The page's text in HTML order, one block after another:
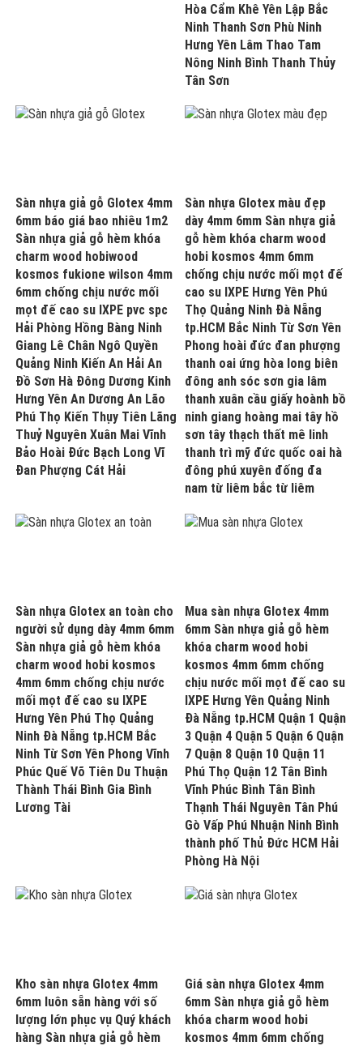
Hòa Cẩm Khê Yên Lập Bắc
Ninh Thanh Sơn Phù Ninh
Hưng Yên Lâm Thao Tam
Nông Ninh Bình Thanh Thủy
Tân Sơn
Sàn nhựa giả gỗ Glotex 4mm
6mm báo giá bao nhiêu 1m2
Sàn nhựa giả gỗ hèm khóa
charm wood hobiwood
kosmos fukione wilson 4mm
6mm chống chịu nước mối
mọt đế cao su IXPE pvc spc
Hải Phòng Hồng Bàng Ninh
Giang Lê Chân Ngô Quyền
Quảng Ninh Kiến An Hải An
Đồ Sơn Hà Đông Dương Kinh
Hưng Yên An Dương An Lão
Phú Thọ Kiến Thụy Tiên Lãng
Thuỷ Nguyên Xuân Mai Vĩnh
Bảo Hoài Đức Bạch Long Vĩ
Đan Phượng Cát Hải
Sàn nhựa Glotex màu đẹp
dày 4mm 6mm Sàn nhựa giả
gỗ hèm khóa charm wood
hobi kosmos 4mm 6mm
chống chịu nước mối mọt đế
cao su IXPE Hưng Yên Phú
Thọ Quảng Ninh Đà Nẵng
tp.HCM Bắc Ninh Từ Sơn Yên
Phong hoài đức đan phượng
thanh oai ứng hòa long biên
đông anh sóc sơn gia lâm
thanh xuân cầu giấy hoành bồ
ninh giang hoàng mai tây hồ
sơn tây thạch thất mê linh
thanh trì mỹ đức quốc oai hà
đông phú xuyên đống đa
nam từ liêm bắc từ liêm
Sàn nhựa Glotex an toàn cho
người sử dụng dày 4mm 6mm
Sàn nhựa giả gỗ hèm khóa
charm wood hobi kosmos
4mm 6mm chống chịu nước
mối mọt đế cao su IXPE
Hưng Yên Phú Thọ Quảng
Ninh Đà Nẵng tp.HCM Bắc
Ninh Từ Sơn Yên Phong Vĩnh
Phúc Quế Võ Tiên Du Thuận
Thành Thái Bình Gia Bình
Lương Tài
Mua sàn nhựa Glotex 4mm
6mm Sàn nhựa giả gỗ hèm
khóa charm wood hobi
kosmos 4mm 6mm chống
chịu nước mối mọt đế cao su
IXPE Hưng Yên Quảng Ninh
Đà Nẵng tp.HCM Quận 1 Quận
3 Quận 4 Quận 5 Quận 6 Quận
7 Quận 8 Quận 10 Quận 11
Phú Thọ Quận 12 Tân Bình
Vĩnh Phúc Bình Tân Bình
Thạnh Thái Nguyên Tân Phú
Gò Vấp Phú Nhuận Ninh Bình
thành phố Thủ Đức HCM Hải
Phòng Hà Nội
Kho sàn nhựa Glotex 4mm
6mm luôn sẵn hàng với số
lượng lớn phục vụ Quý khách
hàng Sàn nhựa giả gỗ hèm
Giá sàn nhựa Glotex 4mm
6mm Sàn nhựa giả gỗ hèm
khóa charm wood hobi
kosmos 4mm 6mm chống